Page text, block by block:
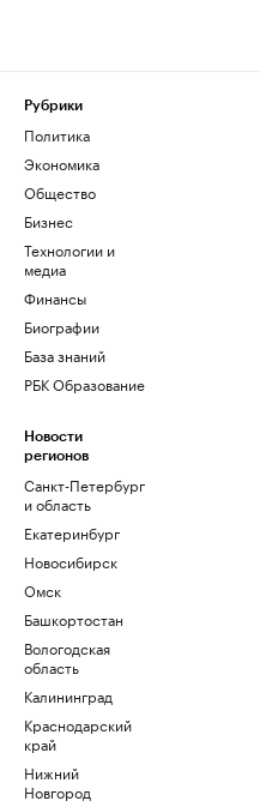
Рубрики
Политика
Экономика
Общество
Бизнес
Технологии и
медиа
Финансы
Биографии
База знаний
РБК Образование
Новости
регионов
Санкт-Петербург
и область
Екатеринбург
Новосибирск
Омск
Башкортостан
Вологодская
область
Калининград
Краснодарский
край
Нижний
Новгород